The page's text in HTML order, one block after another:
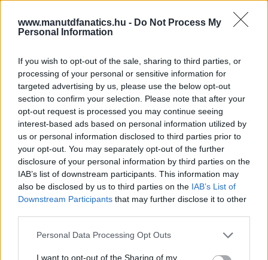
www.manutdfanatics.hu - Do Not Process My
Personal Information
If you wish to opt-out of the sale, sharing to third parties, or
processing of your personal or sensitive information for
targeted advertising by us, please use the below opt-out
section to confirm your selection. Please note that after your
opt-out request is processed you may continue seeing
interest-based ads based on personal information utilized by
us or personal information disclosed to third parties prior to
your opt-out. You may separately opt-out of the further
disclosure of your personal information by third parties on the
IAB’s list of downstream participants. This information may
also be disclosed by us to third parties on the IAB’s List of
Downstream Participants that may further disclose it to other
Please note that this website/app uses one or more Google
not limited to your visit or usage behaviour. You may click to
Personal Data Processing Opt Outs
I want to opt-out of the Sharing of my
tehet. Méltatlan lenne alkudozni akármelyik kérõvel pár
millión, mindenkinek az az érdeke, hogy simán és gyorsan
Berbatov az ügynöke szerint nem valószínû, hogy
Angliában marad, szerintem az olasz bajnokság feküdne a
stílusának, vagy visszamegy a Bayer Leverkusenbe, esetleg
a nagyratörõ PSG? Sok sikert neki, szerzett pár
felejthetetlen emléket.